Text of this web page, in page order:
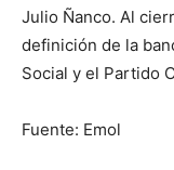
Julio Ñanco. Al
definición de la
Social y el Partido
Fuente: Emol